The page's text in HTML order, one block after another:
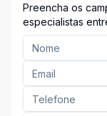
Preencha os
especialistas